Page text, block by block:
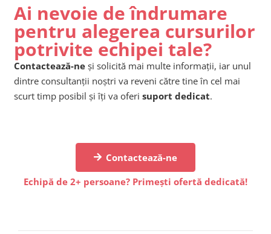
Ai nevoie de îndrumare
pentru alegerea cursurilor
potrivite echipei tale?
Contactează-ne și solicită mai multe informații, iar unul
dintre consultanții noștri va reveni către tine în cel mai
scurt timp posibil și îți va oferi suport dedicat.
Contactează-ne
Echipă de 2+ persoane? Primești ofertă dedicată!